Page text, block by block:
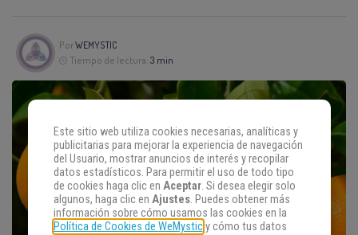
PorWEMYSTIC
Tiempo de lectura: 3 min
Este sitio web utiliza cookies necesarias, analíticas y
publicitarias para mejorar la experiencia de navegación
del Usuario, mostrar anuncios de interés y recopilar
datos estadísticos. Para permitir el uso de todo tipo
de cookies haga clic en Aceptar. Si desea elegir solo
algunos, haga clic en Ajustes. Puedes obtener más
información sobre cómo usamos las cookies en la
Política de Cookies de WeMysticy cómo tus datos